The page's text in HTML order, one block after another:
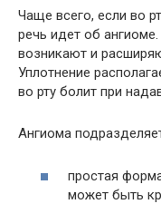
Чаще всего, если во
речь идет об
возникают и
Уплотнение
во рту болит при
Ангиома
простая
может быть